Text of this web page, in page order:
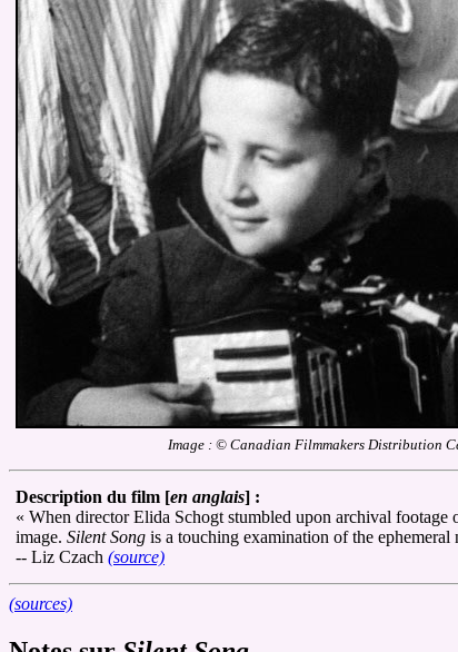
Image : © Canadian Filmmakers Distribution
Description du film [en anglais] :
« When director Elida Schogt stumbled upon archival
image. Silent Song is a touching examination of the
-- Liz Czach (source)
(sources)